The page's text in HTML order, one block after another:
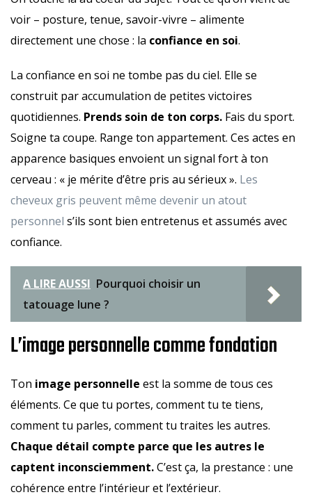
voir – posture, tenue, savoir-vivre – alimente
directement une chose : la confiance en soi.
La confiance en soi ne tombe pas du ciel. Elle se
construit par accumulation de petites victoires
quotidiennes. Prends soin de ton corps. Fais du sport.
Soigne ta coupe. Range ton appartement. Ces actes en
apparence basiques envoient un signal fort à ton
cerveau : « je mérite d’être pris au sérieux ». Les
cheveux gris peuvent même devenir un atout
personnel s’ils sont bien entretenus et assumés avec
confiance.
A LIRE AUSSI Pourquoi choisir un
tatouage lune ?
L’image personnelle comme fondation
Ton image personnelle est la somme de tous ces
éléments. Ce que tu portes, comment tu te tiens,
comment tu parles, comment tu traites les autres.
Chaque détail compte parce que les autres le
captent inconsciemment.C’est ça, la prestance : une
cohérence entre l’intérieur et l’extérieur.